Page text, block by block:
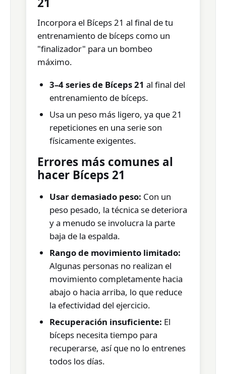
Incorpora el Bíceps 21 al final de tu
entrenamiento de bíceps como un
"finalizador" para un bombeo
máximo.
3–4 series de Bíceps 21 al final del
entrenamiento de bíceps.
Usa un peso más ligero, ya que 21
repeticiones en una serie son
físicamente exigentes.
Errores más comunes al
hacer Bíceps 21
Usar demasiado peso: Con un
peso pesado, la técnica se deteriora
y a menudo se involucra la parte
baja de la espalda.
Rango de movimiento limitado:
Algunas personas no realizan el
movimiento completamente hacia
abajo o hacia arriba, lo que reduce
la efectividad del ejercicio.
Recuperación insuficiente: El
bíceps necesita tiempo para
recuperarse, así que no lo entrenes
todos los días.